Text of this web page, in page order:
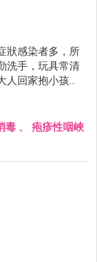
狀感染者多，所
洗手，玩具常清
回家抱小孩之
毒患者，因其所
更要小心有無重
毒 、 疱疹性咽峽